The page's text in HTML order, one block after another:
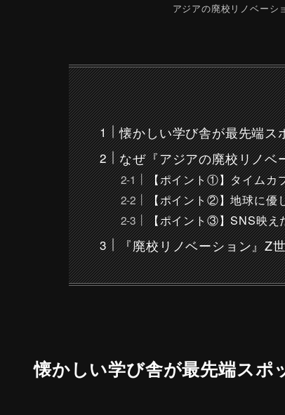
アジアの廃校リノベーシ
懐かしい学び舎が最先端ス
なぜ『アジアの廃校リノベ
【ポイント①】タイムカ
【ポイント②】地球に優
【ポイント③】SNS映え
『廃校リノベーション』Z
懐かしい学び舎が最先端スポ